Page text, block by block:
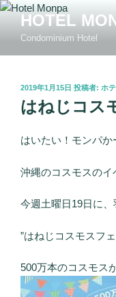
コ
ン
HOTEL
Condominium Hotel
投
稿
日:
2019年1月15日 投稿者: ホ
はねじコス
はいたい！モンパか
沖縄のコスモスのイ
今週土曜日19日に、
”はねじコスモスフ
500万本のコスモス